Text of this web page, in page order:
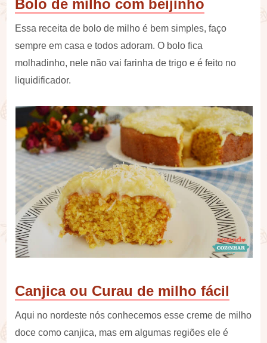
Bolo de milho com beijinho
Essa receita de bolo de milho é bem simples, faço
sempre em casa e todos adoram. O bolo fica
molhadinho, nele não vai farinha de trigo e é feito no
liquidificador.
Canjica ou Curau de milho fácil
Aqui no nordeste nós conhecemos esse creme de milho
doce como canjica, mas em algumas regiões ele é